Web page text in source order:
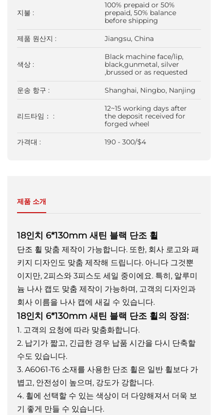
지불 :
100% prepaid or 50%
prepaid, 50% balance
before shipping
제품 원산지 : Jiangsu, China
색상 :
Black machine face/lip,
black,gunmetal, silver
,brussed or as requested
운송 항구 : Shanghai, Ningbo, Nanjing
리드타임： :
12~15 working days after
the deposit received for
forged wheel
가격대 : 190 - 300/$4
제품 소개
18인치 6*130mm 새틴 블랙 단조 휠
단조 휠 맞춤 제작이 가능합니다. 또한, 회사 로고와 패
키지 디자인도 맞춤 제작해 드립니다. 아니다 그것뿐
이지만, 2피스와 3피스도 세일 중이에요. 특히, 알루미
늄 나사 캡도 맞춤 제작이 가능하며, 고객의 디자인과
회사 이름을 나사 캡에 새길 수 있습니다.
18인치 6*130mm 새틴 블랙 단조 휠의 장점:
1. 고객의 요청에 따라 맞춤화합니다.
2. 납기가 짧고, 긴급한 경우 납품 시간을 다시 단축할
수도 있습니다.
3. A6061-T6 소재를 사용한 단조 휠은 일반 휠보다 가
볍고, 안전성이 높으며, 강도가 강합니다.
4. 휠에 선택할 수 있는 색상이 더 다양해져서 더욱 보
기 좋게 만들 수 있습니다.